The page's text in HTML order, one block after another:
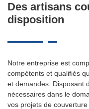
Des artisans
disposition
Notre entreprise est
compétents et qualifiés
et demandes. Disposant
nécessaires dans le
vos projets de couverture